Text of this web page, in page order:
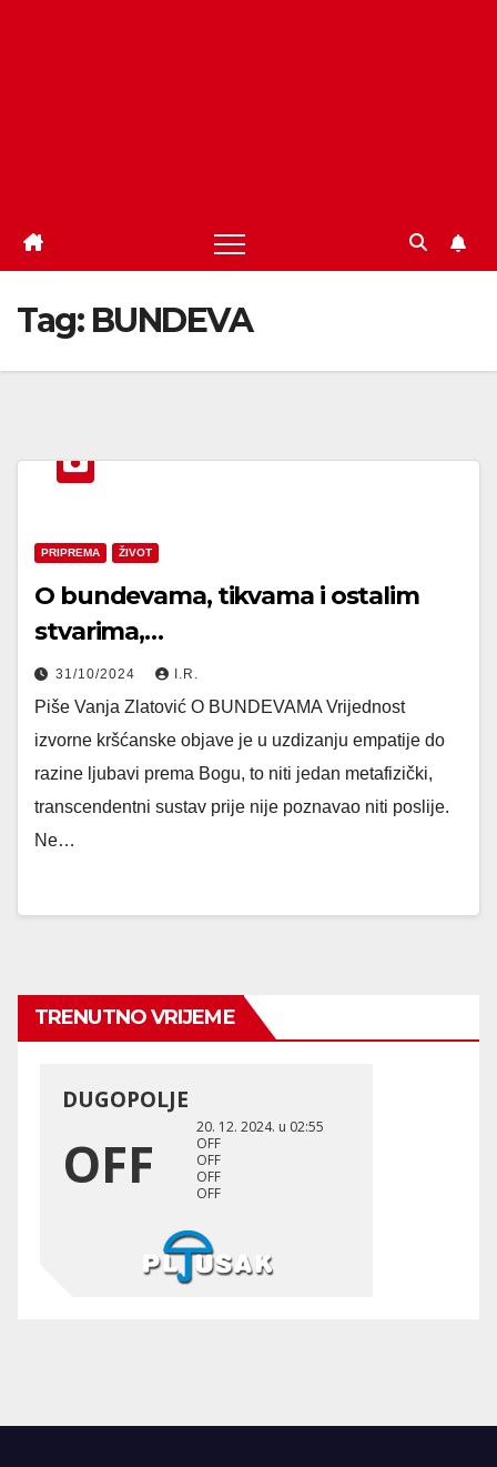
Tag: BUNDEVA
PRIPREMA ŽIVOT
O bundevama, tikvama i ostalim
stvarima,…
31/10/2024 I.R.
Piše Vanja Zlatović O BUNDEVAMA Vrijednost
izvorne kršćanske objave je u uzdizanju empatije do
razine ljubavi prema Bogu, to niti jedan metafizički,
transcendentni sustav prije nije poznavao niti poslije.
Ne…
TRENUTNO VRIJEME